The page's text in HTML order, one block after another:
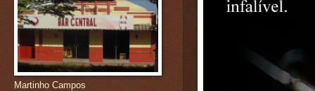
Martinho Campos